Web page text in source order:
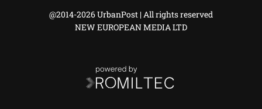
@2014-2026 UrbanPost | All rights reserved
NEW EUROPEAN MEDIA LTD